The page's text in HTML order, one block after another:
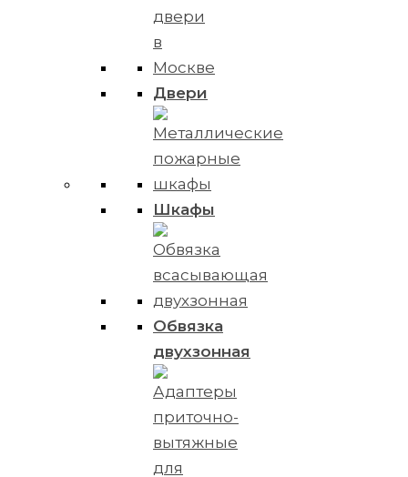
Двери
Шкафы
Обвязка
двухзонная